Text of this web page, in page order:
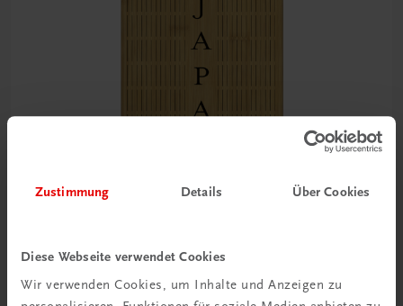
Zustimmung Details Über Cookies
Diese Webseite verwendet Cookies
Wir verwenden Cookies, um Inhalte und Anzeigen zu
Japan – Das Kochbuch